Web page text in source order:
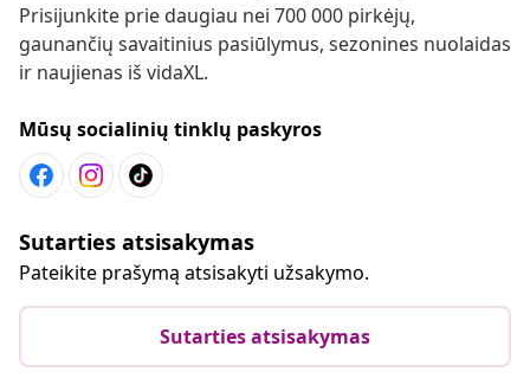
Prisijunkite prie daugiau nei 700 000 pirkėjų,
gaunančių savaitinius pasiūlymus, sezonines nuolaidas
ir naujienas iš vidaXL.
Mūsų socialinių tinklų paskyros
Sutarties atsisakymas
Pateikite prašymą atsisakyti užsakymo.
Sutarties atsisakymas